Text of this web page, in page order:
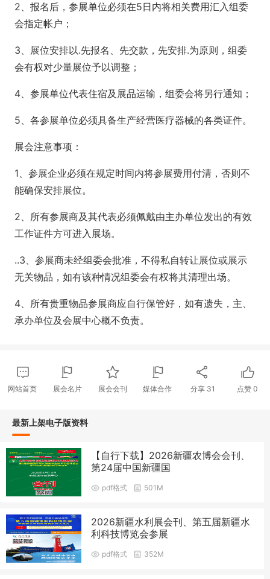
2、报名后，参展单位必须在5日内将相关费用汇入组委
会指定帐户；
3、展位安排以.先报名、先交款，先安排.为原则，组委
会有权对少量展位予以调整；
4、参展单位代表住宿及展品运输，组委会将另行通知；
5、各参展单位必须具备生产经营医疗器械的各类证件。
展会注意事项：
1、参展企业必须在规定时间内将参展费用付清，否则不
能确保安排展位。
2、所有参展商及其代表必须佩戴由主办单位发出的有效
工作证件方可进入展场。
..3、参展商未经组委会批准，不得私自转让展位或展示
无关物品，如有该种情况组委会有权将其清理出场。
4、所有贵重物品参展商应自行保管好，如有遗失，主、
承办单位及会展中心概不负责。
网站首页 展会名片 展会会刊 媒体合作 分享 31 点赞0
最新上架电子版资料
【自行下载】2026新疆农博会会刊、
第24届中国新疆国
pdf格式 501M
2026新疆水利展会刊、第五届新疆水
利科技博览会参展
pdf格式 352M